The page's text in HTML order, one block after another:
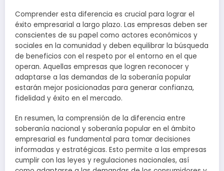
Comprender esta diferencia es crucial para lograr el
éxito empresarial a largo plazo. Las empresas deben ser
conscientes de su papel como actores económicos y
sociales en la comunidad y deben equilibrar la búsqueda
de beneficios con el respeto por el entorno en el que
operan. Aquellas empresas que logren reconocer y
adaptarse a las demandas de la soberanía popular
estarán mejor posicionadas para generar confianza,
fidelidad y éxito en el mercado.
En resumen, la comprensión de la diferencia entre
soberanía nacional y soberanía popular en el ámbito
empresarial es fundamental para tomar decisiones
informadas y estratégicas. Esto permite a las empresas
cumplir con las leyes y regulaciones nacionales, así